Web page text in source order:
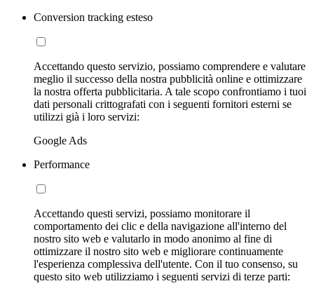
Conversion tracking esteso
Accettando questo servizio, possiamo comprendere e valutare
meglio il successo della nostra pubblicità online e ottimizzare
la nostra offerta pubblicitaria. A tale scopo confrontiamo i tuoi
dati personali crittografati con i seguenti fornitori esterni se
utilizzi già i loro servizi:
Google Ads
Performance
Accettando questi servizi, possiamo monitorare il
comportamento dei clic e della navigazione all'interno del
nostro sito web e valutarlo in modo anonimo al fine di
ottimizzare il nostro sito web e migliorare continuamente
l'esperienza complessiva dell'utente. Con il tuo consenso, su
questo sito web utilizziamo i seguenti servizi di terze parti: